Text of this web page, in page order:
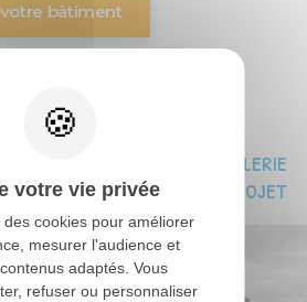
bâtiment
Découvrez la galerie
photo de ce projet
votre vie privée
des cookies pour améliorer
mesurer l'audience et
adaptés. Vous
refuser ou personnaliser